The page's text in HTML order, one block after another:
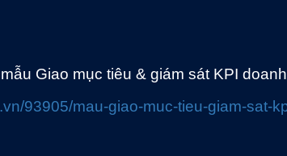
Giao mục tiêu & giám sát KPI
93905/mau-giao-muc-tieu-giam-sat-